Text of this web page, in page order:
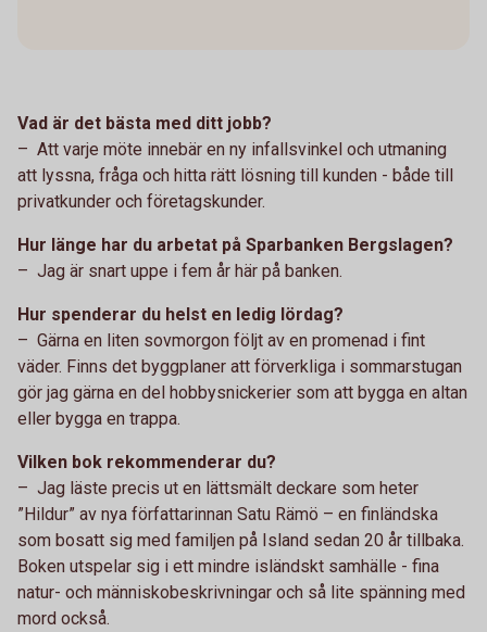
Vad är det bästa med ditt jobb?
– Att varje möte innebär en ny infallsvinkel och utmaning
att lyssna, fråga och hitta rätt lösning till kunden - både till
privatkunder och företagskunder.
Hur länge har du arbetat på Sparbanken Bergslagen?
– Jag är snart uppe i fem år här på banken.
Hur spenderar du helst en ledig lördag?
– Gärna en liten sovmorgon följt av en promenad i fint
väder. Finns det byggplaner att förverkliga i sommarstugan
gör jag gärna en del hobbysnickerier som att bygga en altan
eller bygga en trappa.
Vilken bok rekommenderar du?
– Jag läste precis ut en lättsmält deckare som heter
”Hildur” av nya författarinnan Satu Rämö – en finländska
som bosatt sig med familjen på Island sedan 20 år tillbaka.
Boken utspelar sig i ett mindre isländskt samhälle - fina
natur- och människobeskrivningar och så lite spänning med
mord också.